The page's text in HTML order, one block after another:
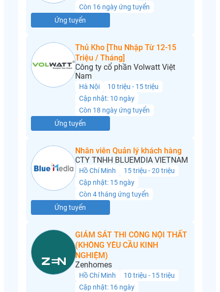
Còn 16 ngày ứng tuyển
Ứng tuyển
Thủ Kho [Thu Nhập Từ 12-15
Triệu / Tháng]
Công ty cổ phần Volwatt Việt
Nam
Hà Nội
10 triệu - 15 triệu
Cập nhật: 10 ngày
Còn 18 ngày ứng tuyển
Ứng tuyển
Nhân viên Quản lý khách hàng
CTY TNHH BLUEMDIA VIETNAM
Hồ Chí Minh
15 triệu - 20 triệu
Cập nhật: 15 ngày
Còn 4 tháng ứng tuyển
Ứng tuyển
GIÁM SÁT THI CÔNG NỘI THẤT
(KHÔNG YÊU CẦU KINH
NGHIỆM)
Zenhomes
Hồ Chí Minh
10 triệu - 15 triệu
Cập nhật: 16 ngày